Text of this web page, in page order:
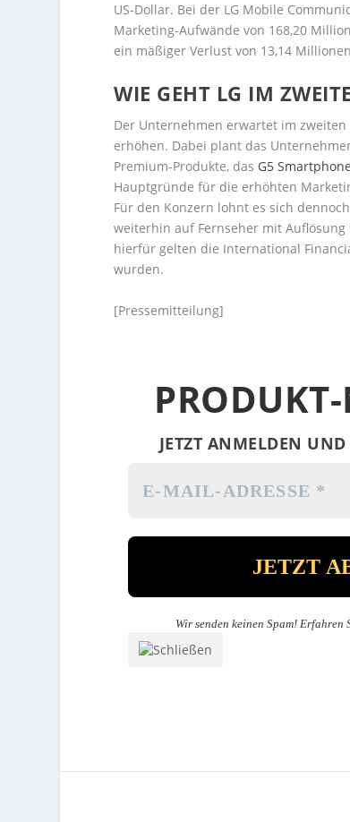
US-Dollar. Bei der LG Mobile
Marketing-Aufwände von 168,20
ein mäßiger Verlust von 13,14
WIE GEHT LG IM
Der Unternehmen erwartet im
erhöhen. Dabei plant das
Premium-Produkte, das G5 Smartphone
Hauptgründe für die erhöhten
Für den Konzern lohnt es sich
weiterhin auf Fernseher mit
hierfür gelten die International
wurden.
[Pressemitteilung]
JETZT ANMELDEN
Wir senden keinen Spam! Erfahren